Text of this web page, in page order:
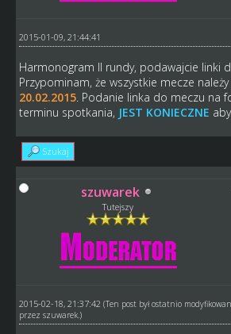
2015-01-09, 21:44:41
Harmonogram II rundy, podawajcie linki
Przypominam, że wszystkie mecze
20.02.2015. Podanie linka do meczu na
terminu spotkania, JEST KONIECZNE
Szukaj
szuwarek
Tutejszy
2015-02-18, 21:37:42 (Ten post był ostatnio
przez szuwarek.)